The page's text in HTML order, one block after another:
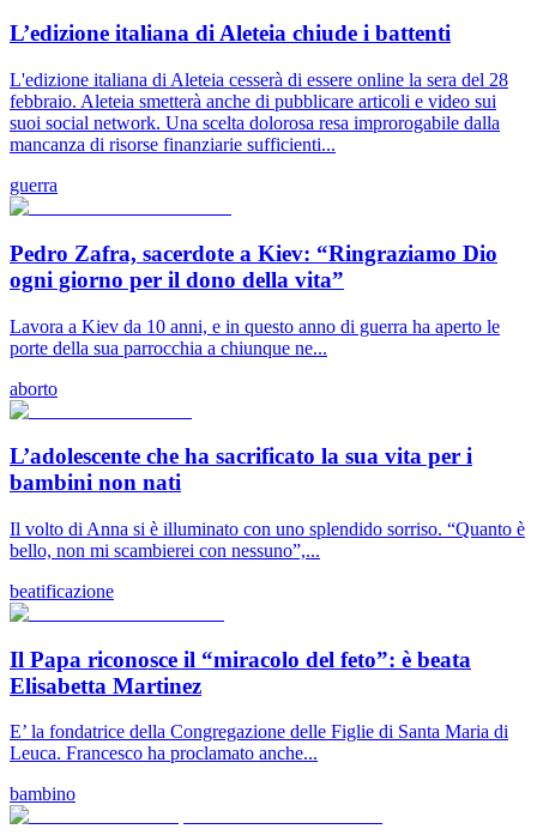
L’edizione italiana di Aleteia chiude i battenti
L'edizione italiana di Aleteia cesserà di essere online la sera del 28
febbraio. Aleteia smetterà anche di pubblicare articoli e video sui
suoi social network. Una scelta dolorosa resa improrogabile dalla
mancanza di risorse finanziarie sufficienti...
guerra
Pedro Zafra, sacerdote a Kiev: “Ringraziamo Dio
ogni giorno per il dono della vita”
Lavora a Kiev da 10 anni, e in questo anno di guerra ha aperto le
porte della sua parrocchia a chiunque ne...
aborto
L’adolescente che ha sacrificato la sua vita per i
bambini non nati
Il volto di Anna si è illuminato con uno splendido sorriso. “Quanto è
bello, non mi scambierei con nessuno”,...
beatificazione
Il Papa riconosce il “miracolo del feto”: è beata
Elisabetta Martinez
E’ la fondatrice della Congregazione delle Figlie di Santa Maria di
Leuca. Francesco ha proclamato anche...
bambino